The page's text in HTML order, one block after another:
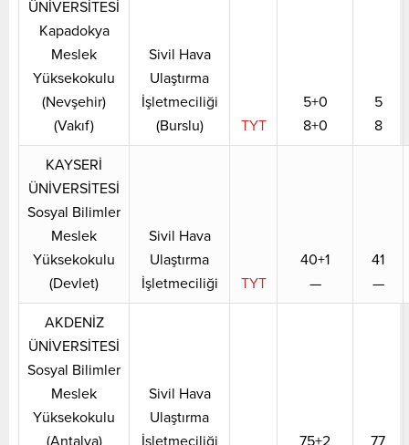
ÜNİVERSİTESİ
Kapadokya
Meslek
Yüksekokulu
(Nevşehir)
(Vakıf)
Sivil Hava
Ulaştırma
İşletmeciliği
(Burslu)
TYT
5+0
8+0
5
8
KAYSERİ
ÜNİVERSİTESİ
Sosyal Bilimler
Meslek
Yüksekokulu
(Devlet)
Sivil Hava
Ulaştırma
İşletmeciliği
TYT
40+1
—
41
—
AKDENİZ
ÜNİVERSİTESİ
Sosyal Bilimler
Meslek
Yüksekokulu
(Antalya)
Sivil Hava
Ulaştırma
İşletmeciliği
75+2
77